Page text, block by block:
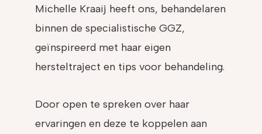
Michelle Kraaij heeft ons, behandelaren
binnen de specialistische GGZ,
geïnspireerd met haar eigen
hersteltraject en tips voor behandeling.
Door open te spreken over haar
ervaringen en deze te koppelen aan